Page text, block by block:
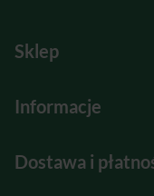
Sklep
Informacje
Dostawa i